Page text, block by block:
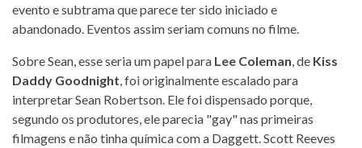
evento e subtrama que parece ter sido iniciado e
abandonado. Eventos assim seriam comuns no filme.
Sobre Sean, esse seria um papel para Lee Coleman, de Kiss
Daddy Goodnight, foi originalmente escalado para
interpretar Sean Robertson. Ele foi dispensado porque,
segundo os produtores, ele parecia "gay" nas primeiras
filmagens e não tinha química com a Daggett. Scott Reeves